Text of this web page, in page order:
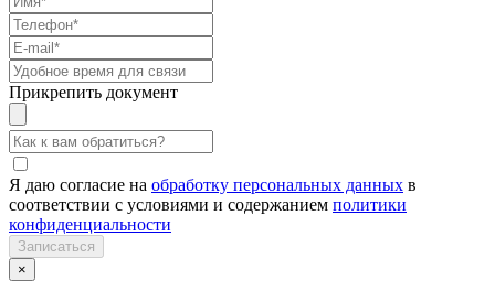
Прикрепить документ
Я даю согласие на обработку персональных данных в
соответствии с условиями и содержанием политики
конфиденциальности
×